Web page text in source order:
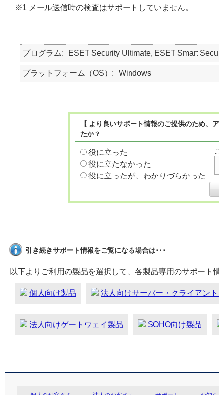
※1 メール送信時の検査はサポートしていません。
プログラム ESET Security Ultimate, ESET Smart
プラットフォーム（OS） Windows
【 より良いサポート情報のご提供のため
たか？
役に立った
役に立たなかった
役に立ったが、わかりづらかった
引き続きサポート情報をご覧になる場合は･･･
以下よりご利用の製品を選択して、各製品専用のサポート
個人向け製品 法人向けサーバー・クライアン
法人向けゲートウェイ製品 SOHO向け製品